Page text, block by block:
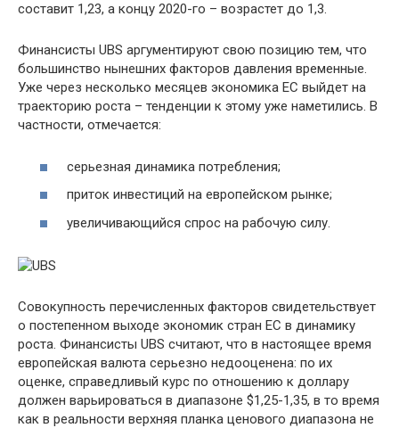
составит 1,23, а концу 2020-го – возрастет до 1,3.
Финансисты UBS аргументируют свою позицию тем, что
большинство нынешних факторов давления временные.
Уже через несколько месяцев экономика ЕС выйдет на
траекторию роста – тенденции к этому уже наметились. В
частности, отмечается:
серьезная динамика потребления;
приток инвестиций на европейском рынке;
увеличивающийся спрос на рабочую силу.
Совокупность перечисленных факторов свидетельствует
о постепенном выходе экономик стран ЕС в динамику
роста. Финансисты UBS считают, что в настоящее время
европейская валюта серьезно недооценена: по их
оценке, справедливый курс по отношению к доллару
должен варьироваться в диапазоне $1,25-1,35, в то время
как в реальности верхняя планка ценового диапазона не